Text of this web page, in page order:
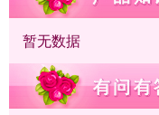
暂无数据